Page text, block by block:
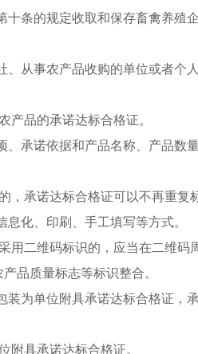
条的规定收取和保存畜禽养殖
、从事农产品收购的单位或者个
产品的承诺达标合格证。
、承诺依据和产品名称、产品数
，承诺达标合格证可以不再重复
化、印刷、手工填写等方式。
用二维码标识的，应当在二维码
品质量标志等标识整合。
为单位附具承诺达标合格证，
附具承诺达标合格证。